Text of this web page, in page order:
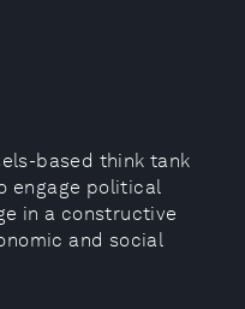
based think tank
engage political
in a constructive
and social